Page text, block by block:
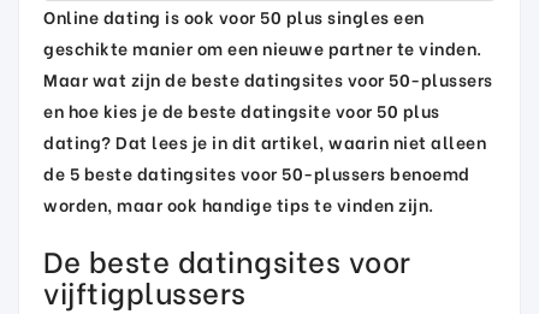
Online dating is ook voor 50 plus singles een
geschikte manier om een nieuwe partner te vinden.
Maar wat zijn de beste datingsites voor 50-plussers
en hoe kies je de beste datingsite voor 50 plus
dating? Dat lees je in dit artikel, waarin niet alleen
de 5 beste datingsites voor 50-plussers benoemd
worden, maar ook handige tips te vinden zijn.
De beste datingsites voor
vijftigplussers